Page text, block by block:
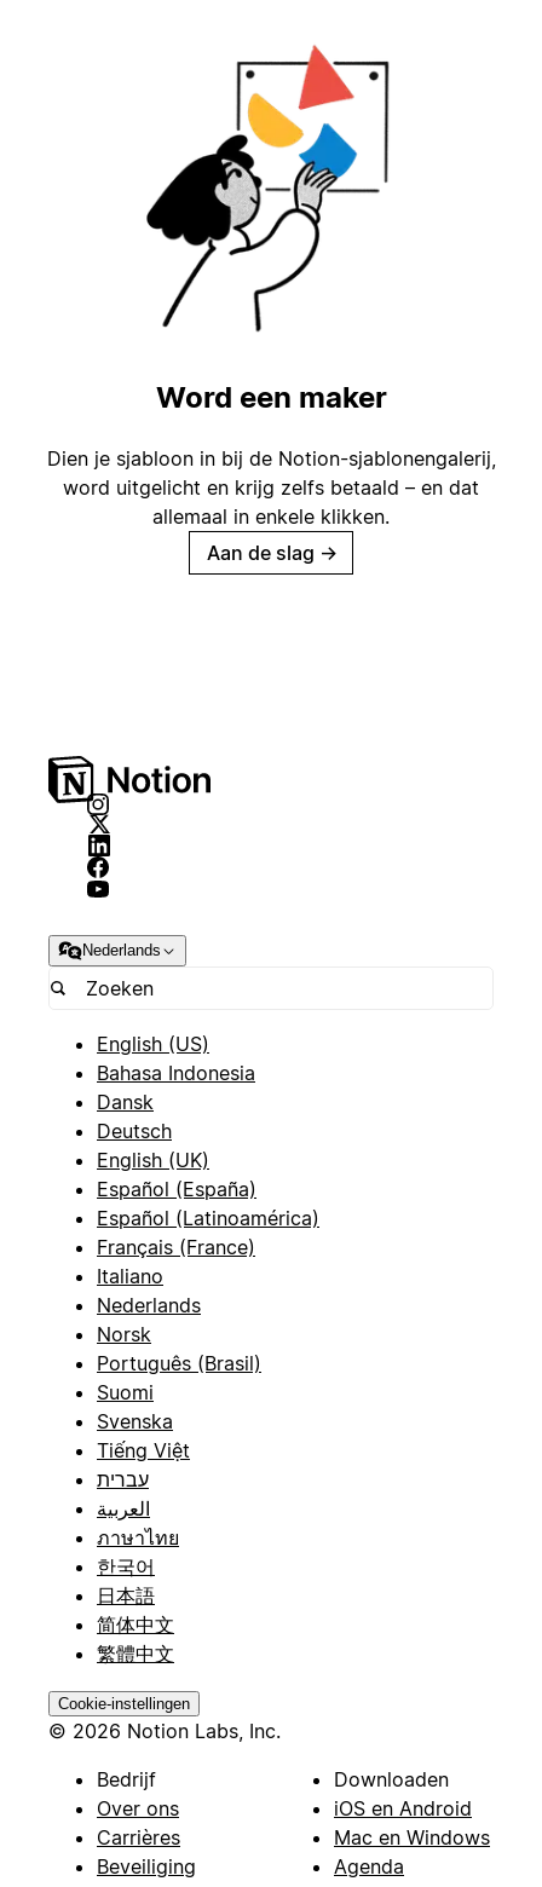
Word een maker
Dien je sjabloon in bij de Notion-sjablonengalerij,
word uitgelicht en krijg zelfs betaald – en dat
allemaal in enkele klikken.
Aan de slag →
Nederlands
English (US)
Bahasa Indonesia
Dansk
Deutsch
English (UK)
Español (España)
Español (Latinoamérica)
Français (France)
Italiano
Nederlands
Norsk
Português (Brasil)
Suomi
Svenska
Tiếng Việt
עברית
العربية
ภาษาไทย
한국어
日本語
简体中文
繁體中文
Cookie-instellingen
© 2026 Notion Labs, Inc.
Bedrijf
Over ons
Carrières
Beveiliging
Downloaden
iOS en Android
Mac en Windows
Agenda